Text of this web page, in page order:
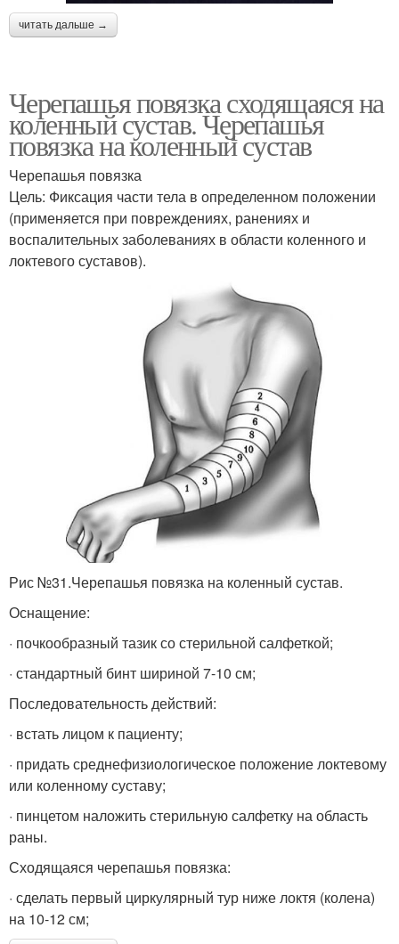
читать дальше →
Черепашья повязка сходящаяся на
коленный сустав. Черепашья
повязка на коленный сустав
Черепашья повязка
Цель: Фиксация части тела в определенном положении
(применяется при повреждениях, ранениях и
воспалительных заболеваниях в области коленного и
локтевого суставов).
Рис №31.Черепашья повязка на коленный сустав.
Оснащение:
· почкообразный тазик со стерильной салфеткой;
· стандартный бинт шириной 7-10 см;
Последовательность действий:
· встать лицом к пациенту;
· придать среднефизиологическое положение локтевому
или коленному суставу;
· пинцетом наложить стерильную салфетку на область
раны.
Сходящаяся черепашья повязка:
· сделать первый циркулярный тур ниже локтя (колена)
на 10-12 см;